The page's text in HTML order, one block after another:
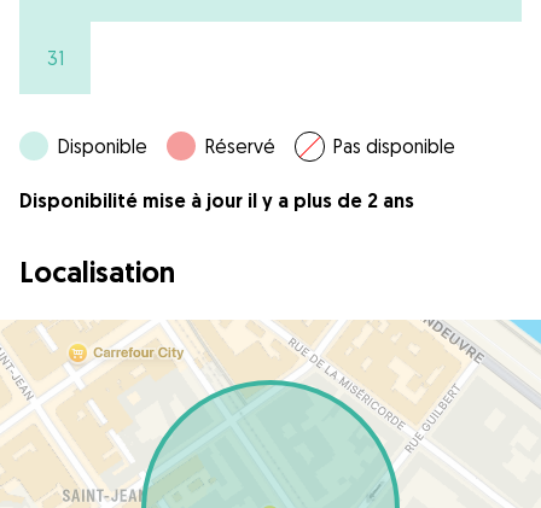
31
Disponible Réservé Pas disponible
Disponibilité mise à jour il y a plus de 2 ans
Localisation